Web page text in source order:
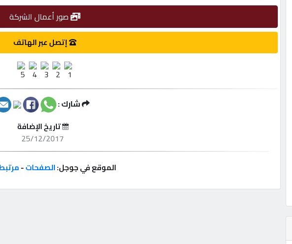
صور أعمال الشركة
إتصل عبر الهاتف
شارك :
تاريخ الإضافة
25/12/2017
الموقع في جوجل:الصفحات-